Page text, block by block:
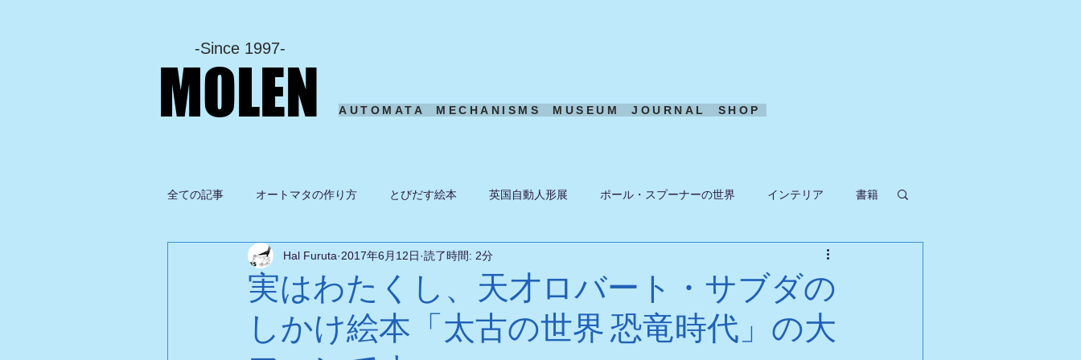
-Since 1997-
MOLEN AUTOMATA MECHANISMS MUSEUM JOURNAL SHOP
全ての記事 オートマタの作り方 とびだす絵本 英国自動人形展 ポール・スプーナーの世界 インテリア 書籍
グルメ ドローン ある日の風景
実はわたくし、天才ロバート・サブダの
しかけ絵本「太古の世界 恐竜時代」の大
Hal Furuta 2017年6月12日 読了時間: 2分